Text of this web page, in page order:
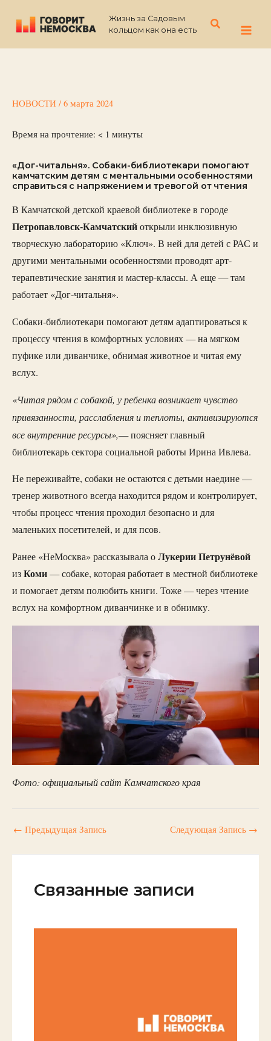
содержимому
Жизнь за Садовым
кольцом как она есть
Поиск
НОВОСТИ / 6 марта 2024
Время на прочтение: < 1 минуты
«Дог-читальня». Собаки-библиотекари помогают
камчатским детям с ментальными особенностями
справиться с напряжением и тревогой от чтения
В Камчатской детской краевой библиотеке в городе
Петропавловск-Камчатскийоткрыли инклюзивную
творческую лабораторию «Ключ». В ней для детей с РАС и
другими ментальными особенностями проводят арт-
терапевтические занятия и мастер-классы. А еще — там
работает «Дог-читальня».
Собаки-библиотекари помогают детям адаптироваться к
процессу чтения в комфортных условиях — на мягком
пуфике или диванчике, обнимая животное и читая ему
вслух.
«Читая рядом с собакой, у ребенка возникает чувство
привязанности, расслабления и теплоты, активизируются
все внутренние ресурсы»,— поясняет главный
библиотекарь сектора социальной работы Ирина Ивлева.
Не переживайте, собаки не остаются с детьми наедине —
тренер животного всегда находится рядом и контролирует,
чтобы процесс чтения проходил безопасно и для
маленьких посетителей, и для псов.
Ранее «НеМосква» рассказывала оЛукерии Петрунёвой
изКоми— собаке, которая работает в местной библиотеке
и помогает детям полюбить книги. Тоже — через чтение
вслух на комфортном диванчинке и в обнимку.
Фото: официальный сайт Камчатского края
← Предыдущая Запись Следующая Запись →
Связанные записи